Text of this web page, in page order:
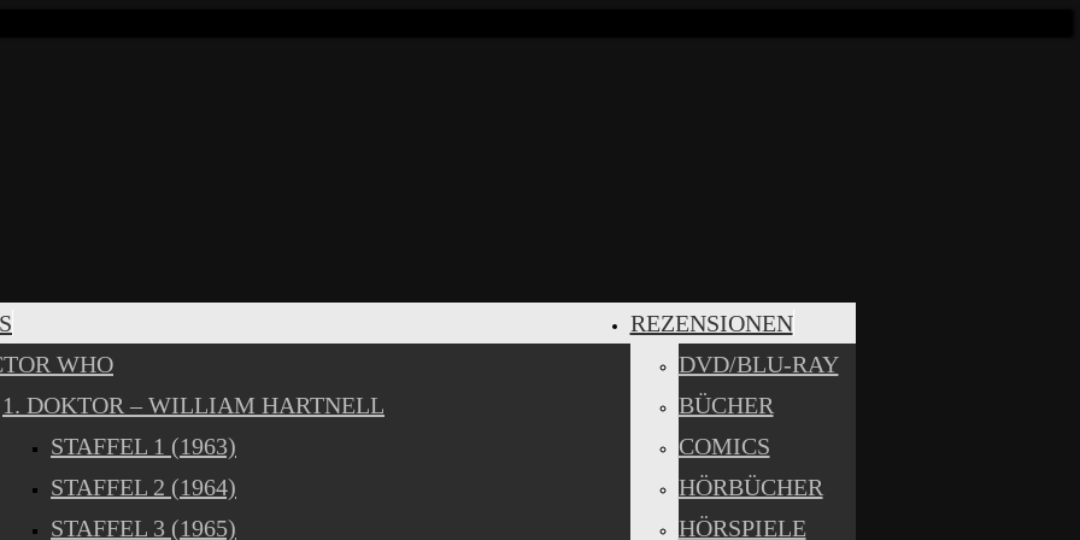
WHO
1. DOKTOR – WILLIAM HARTNELL
STAFFEL 1 (1963)
STAFFEL 2 (1964)
STAFFEL 3 (1965)
REZENSIONEN
DVD/BLU-RAY
BÜCHER
COMICS
HÖRBÜCHER
HÖRSPIELE